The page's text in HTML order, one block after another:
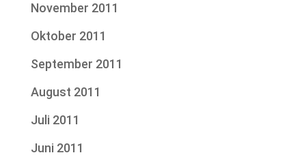
November 2011
Oktober 2011
September 2011
August 2011
Juli 2011
Juni 2011